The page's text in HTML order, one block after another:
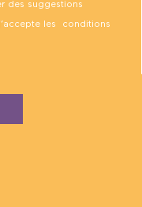
des suggestions
les conditions